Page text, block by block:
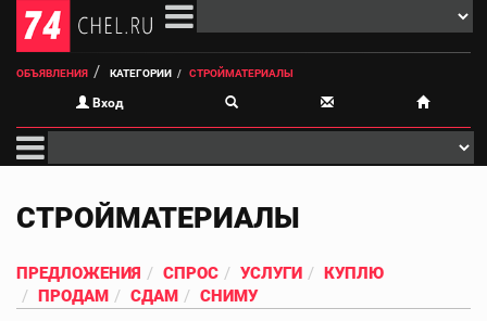
ОБЪЯВЛЕНИЯ КАТЕГОРИИ СТРОЙМАТЕРИАЛЫ
Вход
СТРОЙМАТЕРИАЛЫ
ПРЕДЛОЖЕНИЯ СПРОС УСЛУГИ
КУПЛЮ
ПРОДАМ
СДАМ СНИМУ